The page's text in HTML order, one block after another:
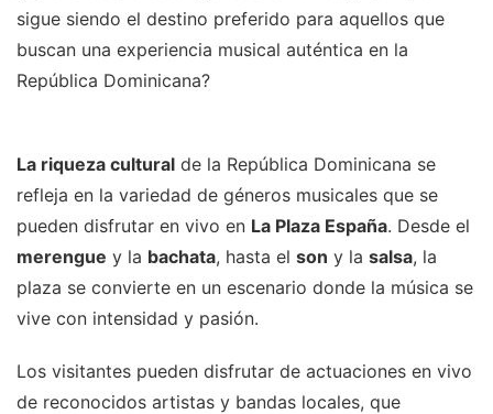
sigue siendo el destino preferido para aquellos que
buscan una experiencia musical auténtica en la
República Dominicana?
La riqueza cultural de la República Dominicana se
refleja en la variedad de géneros musicales que se
pueden disfrutar en vivo en La Plaza España. Desde el
merengue y la bachata, hasta el son y la salsa, la
plaza se convierte en un escenario donde la música se
vive con intensidad y pasión.
Los visitantes pueden disfrutar de actuaciones en vivo
de reconocidos artistas y bandas locales, que